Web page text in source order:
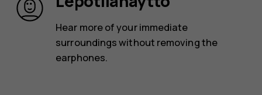
Hear more of your immediate
surroundings without removing the
earphones.